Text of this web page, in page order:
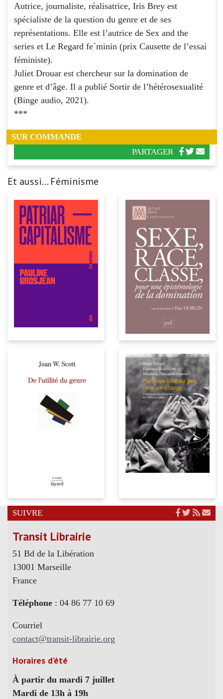
Autrice, journaliste, réalisatrice, Iris Brey est
spécialiste de la question du genre et de ses
représentations. Elle est l’autrice de Sex and the
series et Le Regard fe´minin (prix Causette de l’essai
féministe).
Juliet Drouar est chercheur sur la domination de
genre et d’âge. Il a publié Sortir de l’hétérosexualité
(Binge audio, 2021).
***
SUR COMMANDE
PARTAGER
Et aussi... Féminisme
SUIVRE
Transit Librairie
51 Bd de la Libération
13001 Marseille
France
Téléphone : 04 86 77 10 69
Courriel
contact@transit-librairie.org
Horaires d’été
À partir du mardi 7 juillet
Mardi de 13h à 19h